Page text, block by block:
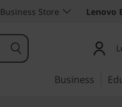
Business Store Lenovo
Business